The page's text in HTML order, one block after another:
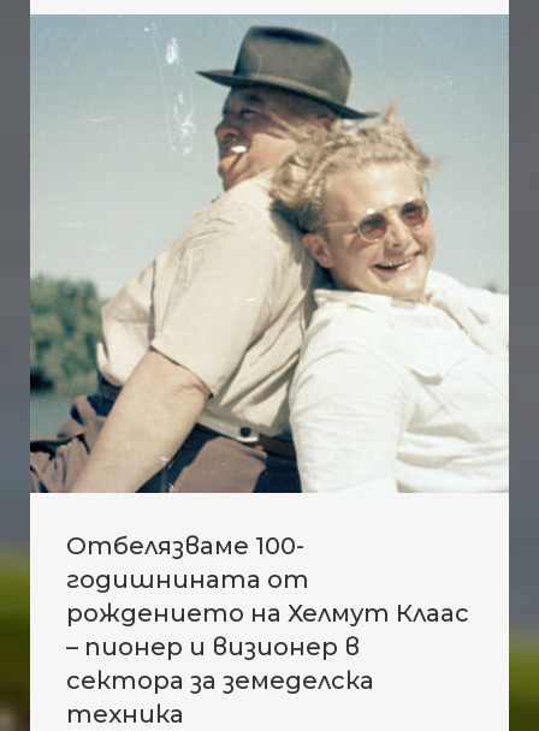
Отбелязваме 100-
годишнината от
рождението на Хелмут Клаас
– пионер и визионер в
сектора за земеделска
техника